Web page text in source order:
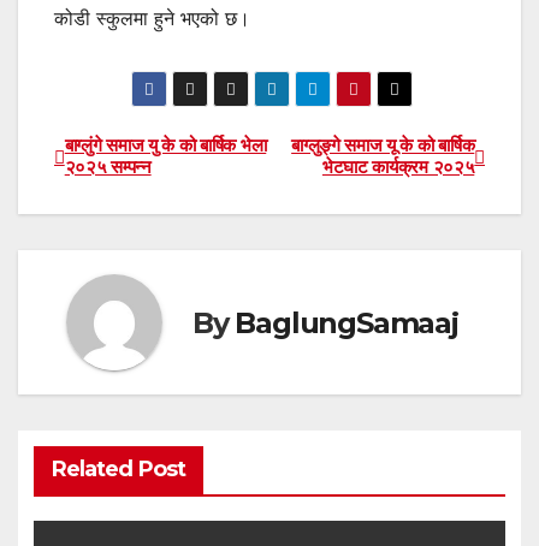
कोडी स्कुलमा हुने भएको छ।
Post
navigation
बाग्लुङ्गे समाज यू के को बार्षिक
भेटघाट कार्यक्रम २०२५
बाग्लुंगे समाज यु के को बार्षिक भेला
२०२५ सम्पन्न
ByBaglungSamaaj
Related Post